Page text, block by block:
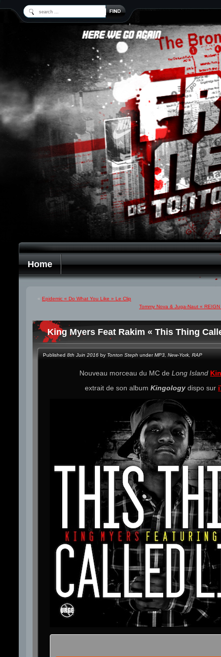
Home
« Epidemic « Do What You Like » Le Clip
Tommy Nova & Juga-Naut «
King Myers Feat Rakim « This Thing
Published 8th Juin 2016 by Tonton Steph underMP3 New-York RAP
Nouveau morceau du MC de Long Island
extrait de son album Kingology dispo sur